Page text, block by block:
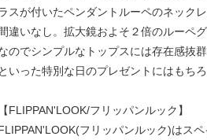
スが付いたペンダントルーペのネック
間違いなし。拡大鏡およそ２倍のルーペ
のでシンプルなトップスには存在感抜
といった特別な日のプレゼントにはもち
【FLIPPAN'LOOK/フリッパンルック】
フリッパンルック)はス